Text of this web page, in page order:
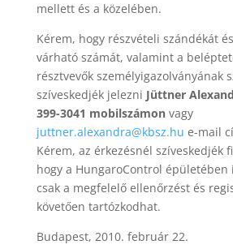
mellett és a közelében.
Kérem, hogy részvételi szándékát
várható számát, valamint a
résztvevők személyigazolványának
szíveskedjék jelezni Jüttner
399-3041 mobilszámonvagy
juttner.alexandra@kbsz.hu e-mail
Kérem, az érkezésnél szíveskedjék
hogy a HungaroControl épületében
csak a megfelelő ellenőrzést és
követően tartózkodhat.
Budapest, 2010. február 22.